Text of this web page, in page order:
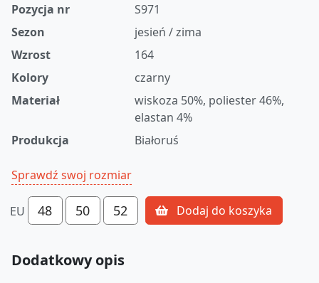
Pozycja nr
S971
Sezon
jesień / zima
Wzrost
164
Kolory
czarny
Materiał
wiskoza 50%, poliester 46%,
elastan 4%
Produkcja
Białoruś
Sprawdź swoj rozmiar
EU 48 50 52 Dodaj do koszyka
Dodatkowy opis